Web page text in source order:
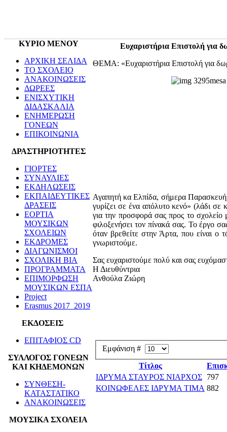
ΚΥΡΙΟ ΜΕΝΟΥ
ΑΡΧΙΚΗ ΣΕΛΙΔΑ
ΤΟ ΣΧΟΛΕΙΟ
ΑΝΑΚΟΙΝΩΣΕΙΣ
ΔΩΡΕΕΣ
ΕΝΙΣΧΥΤΙΚΗ
ΔΙΔΑΣΚΑΛΙΑ
ΕΝΗΜΕΡΩΣΗ
ΓΟΝΕΩΝ
ΕΠΙΚΟΙΝΩΝΙΑ
ΔΡΑΣΤΗΡΙΟΤΗΤΕΣ
ΓΙΟΡΤΕΣ
ΣΥΝΑΥΛΙΕΣ
ΕΚΔΗΛΩΣΕΙΣ
ΕΚΠΑΙΔΕΥΤΙΚΕΣ
ΔΡΑΣΕΙΣ
ΕΟΡΤΙΑ
ΜΟΥΣΙΚΩΝ
ΣΧΟΛΕΙΩΝ
ΕΚΔΡΟΜΕΣ
ΔΙΑΓΩΝΙΣΜΟΙ
ΣΧΟΛΙΚΗ ΒΙΑ
ΠΡΟΓΡΑΜΜΑΤΑ
ΕΠΙΜΟΡΦΩΣΗ
ΜΟΥΣΙΚΩΝ ΕΣΠΑ
Project
Erasmus 2017_2019
ΕΚΔΟΣΕΙΣ
ΕΠΙΤΑΦΙΟΣ CD
ΣΥΛΛΟΓΟΣ ΓΟΝΕΩΝ
ΚΑΙ ΚΗΔΕΜΟΝΩΝ
ΣΥΝΘΕΣΗ-
ΚΑΤΑΣΤΑΤΙΚΟ
ΑΝΑΚΟΙΝΩΣΕΙΣ
ΜΟΥΣΙΚΑ ΣΧΟΛΕΙΑ
Ευχαριστήρια Επιστολή για
ΘΕΜΑ: «Ευχαριστήρια Επιστολή για
Αγαπητή κα Ελπίδα, σήμερα
γυρίζει σε ένα απόλυτο κενό» (λάδι
για την προσφορά σας προς το
φιλοξενήσει τον πίνακά σας. Το έργο
όταν βρεθείτε στην Άρτα, που είναι ο
γνωριστούμε.
Σας ευχαριστούμε πολύ και σας
Η Διευθύντρια
Ανθούλα Ζιώρη
Εμφάνιση #
Τίτλος
ΙΔΡΥΜΑ ΣΤΑΥΡΟΣ ΝΙΑΡΧΟΣ 797
ΚΟΙΝΩΦΕΛΕΣ ΙΔΡΥΜΑ ΤΙΜΑ 882